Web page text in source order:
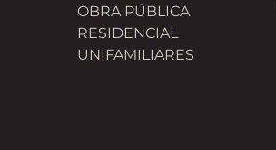
OBRA PÚBLICA
RESIDENCIAL
UNIFAMILIARES